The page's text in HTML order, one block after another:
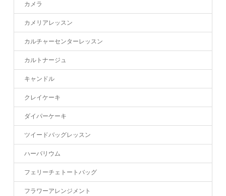
カメラ
カメリアレッスン
カルチャーセンターレッスン
カルトナージュ
キャンドル
クレイケーキ
ダイパーケーキ
ツイードバッグレッスン
ハーバリウム
フェリーチェトートバッグ
フラワーアレンジメント